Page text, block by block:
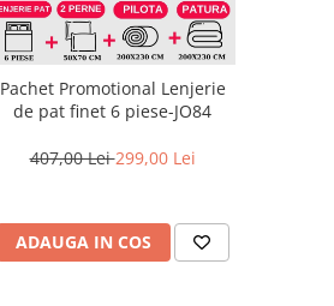
Pachet Promotional Lenjerie
de pat finet 6 piese-JO84
407,00 Lei299,00 Lei
ADAUGA IN COS